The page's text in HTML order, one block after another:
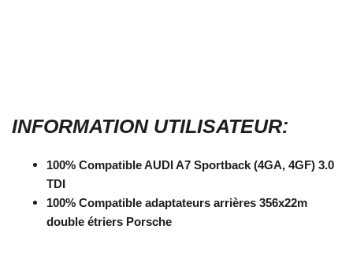
INFORMATION UTILISATEUR:
100% Compatible AUDI A7 Sportback (4GA, 4GF) 3.0
TDI
100% Compatible adaptateurs arrières 356x22m
double étriers Porsche